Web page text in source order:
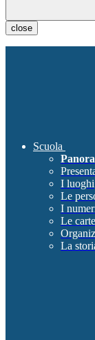
close
Scuola
I luoghi
Le
I
Le
La